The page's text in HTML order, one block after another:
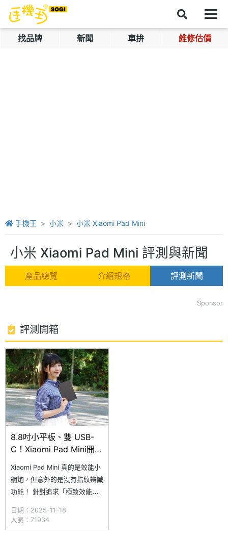
找品牌 新聞 車拚 維修估價
手機王 小米 小米 Xiaomi Pad Mini
小米 Xiaomi Pad Mini 評測與新聞
產品總覽 介紹規格 評測新聞
Sponsor
評測開箱
8.8吋小平板、雙 USB-
C！Xiaomi Pad Mini開箱
Xiaomi Pad Mini 真的是效能小
鋼炮，但意外的是沒有指紋辨識
功能！ 針對追求「極致效能」
米推出旗艦級小平板 Xiaomi
Pad Mini。在僅 8.8 吋的輕巧
日期：2025-11-18
人氣：71934